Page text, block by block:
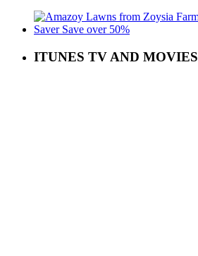
ITUNES TV AND MOVIES